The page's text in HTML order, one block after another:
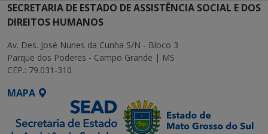
SECRETARIA DE ESTADO DE ASSISTÊNCIA SOCIAL E DOS
DIREITOS HUMANOS
Av. Des. José Nunes da Cunha S/N - Bloco 3
Parque dos Poderes - Campo Grande | MS
CEP.: 79.031-310
MAPA